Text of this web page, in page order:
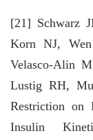
[21] Schwarz
Korn NJ,
Velasco-Alin
Lustig RH,
Restriction on
Insulin